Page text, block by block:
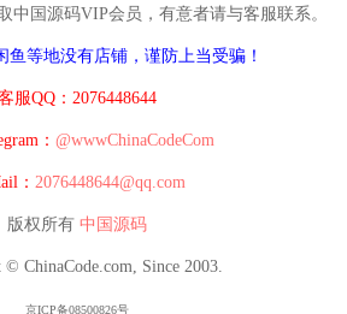
中国源码VIP会员，有意者请与客服联系。
鱼等地没有店铺，谨防上当受骗！
服QQ：2076448644
： @wwwChinaCodeCom
： 2076448644@qq.com
版权所有 中国源码
ChinaCode.com, Since 2003.
京ICP备08500826号